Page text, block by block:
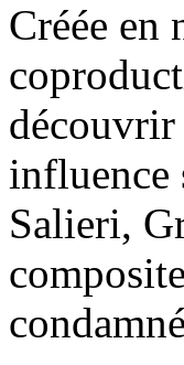
Créée en
découvrir
influence
Salieri,